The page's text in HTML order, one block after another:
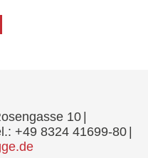
10
+49 8324 41699-80